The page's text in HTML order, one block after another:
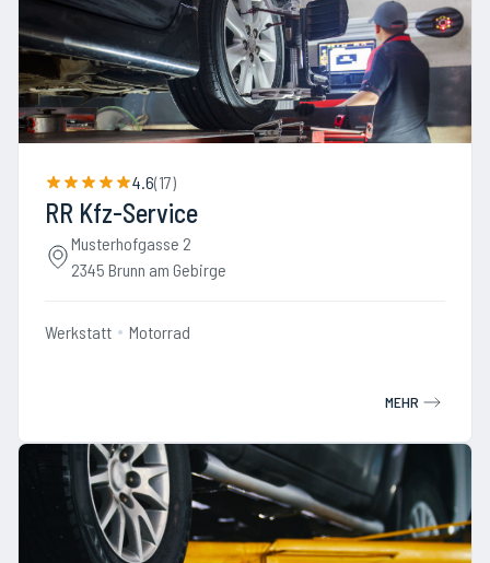
4.6(17)
RR Kfz-Service
Musterhofgasse 2
2345 Brunn am Gebirge
Werkstatt Motorrad
MEHR